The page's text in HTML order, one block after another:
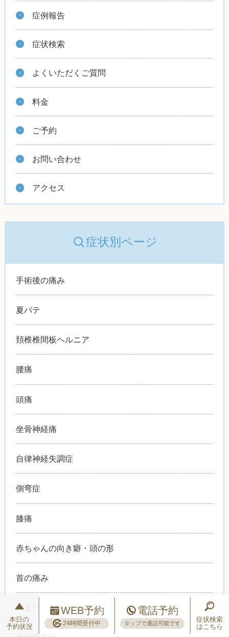
症例報告
症状検索
よくいただくご質問
料金
ご予約
お問い合わせ
アクセス
症状別ページ
手術後の痛み
夏バテ
頚椎椎間板ヘルニア
腰痛
頭痛
坐骨神経痛
自律神経失調症
側弯症
膝痛
赤ちゃんの向き癖・頭の形
首の痛み
めまい
本日の
予約状況
WEB予約
24時間受付中
電話予約
タップで通話可能です
症状検索
はこちら